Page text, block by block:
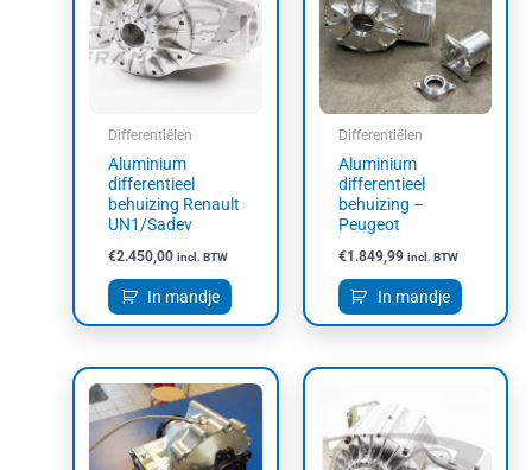
Differentiëlen
Aluminium
differentieel
behuizing Renault
UN1/Sadev
€2.450,00 incl. BTW
In mandje
Differentiëlen
Aluminium
differentieel
behuizing –
Peugeot
€1.849,99 incl. BTW
In mandje